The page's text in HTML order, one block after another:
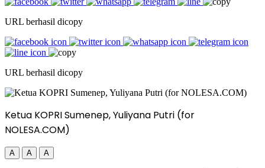
URL berhasil dicopy
URL berhasil dicopy
Ketua KOPRI Sumenep, Yuliyana Putri (for
NOLESA.COM)
A A A